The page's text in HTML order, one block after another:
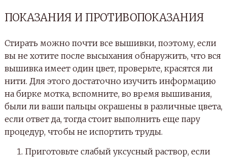
ПОКАЗАНИЯ И ПРОТИВОПОКАЗАНИЯ
Стирать можно почти все вышивки, поэтому, если
вы не хотите после высыхания обнаружить, что вся
вышивка имеет один цвет, проверьте, красятся ли
нити. Для этого достаточно изучить информацию
на бирке мотка, вспомните, во время вышивания,
были ли ваши пальцы окрашены в различные цвета,
если ответ да, тогда стоит выполнить еще пару
процедур, чтобы не испортить труды.
Приготовьте слабый уксусный раствор, если